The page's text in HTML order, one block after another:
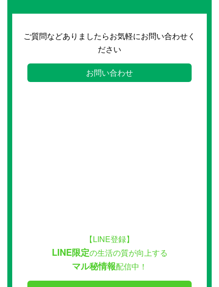
ご質問などありましたらお気軽にお問い合わせく
ださい
お問い合わせ
【LINE登録】
LINE限定の生活の質が向上する
マル秘情報配信中！